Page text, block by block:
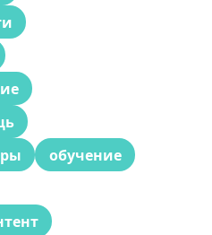
обучение